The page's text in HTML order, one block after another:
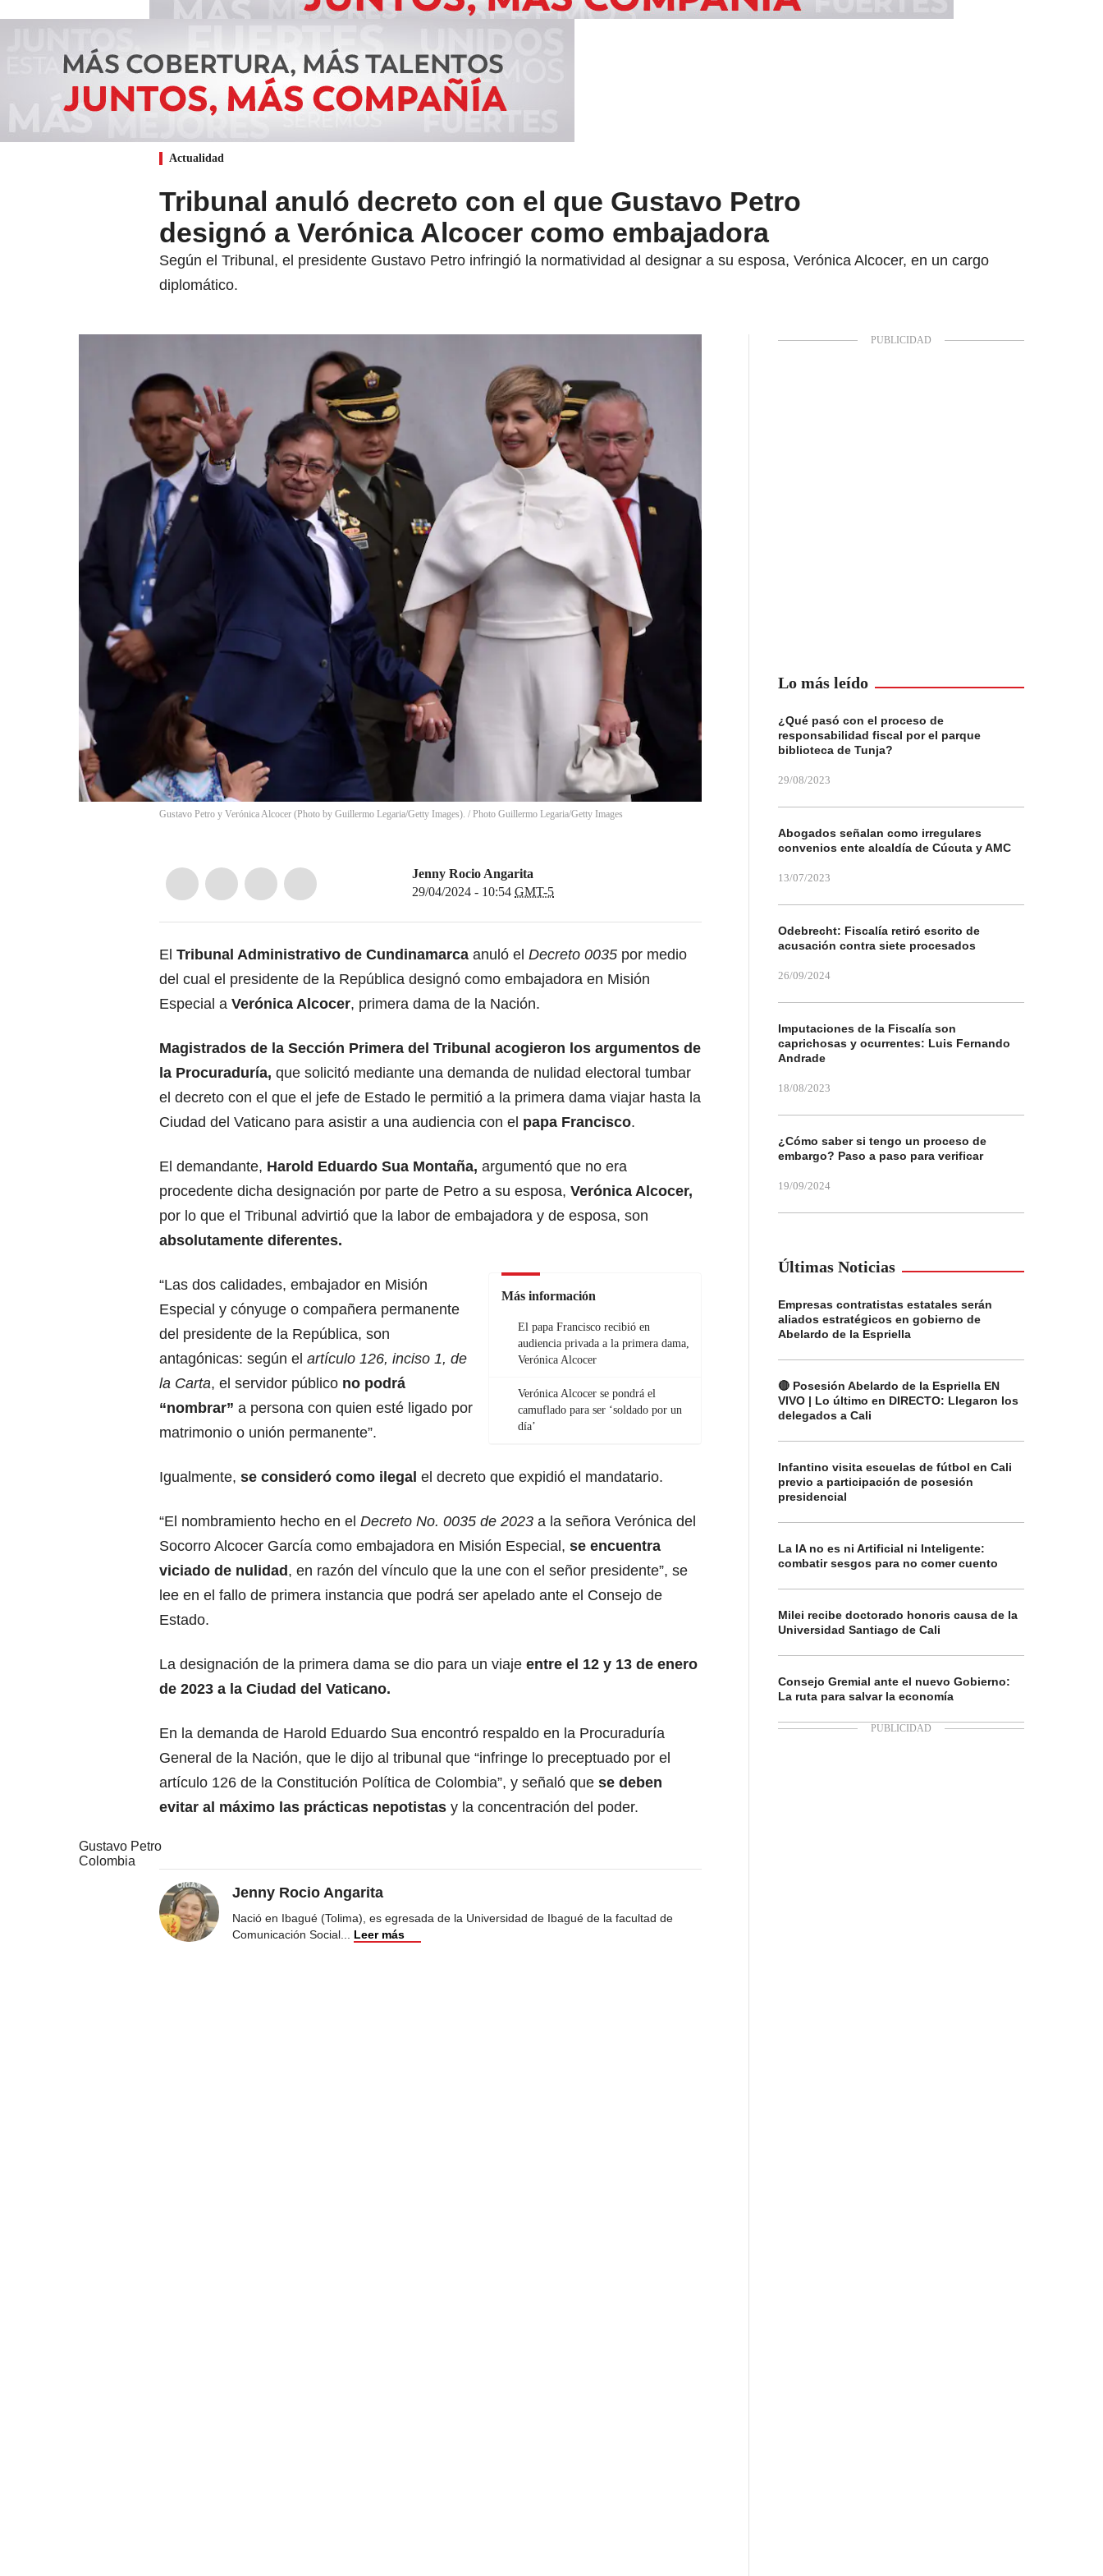
Actualidad
Tribunal anuló decreto con el que Gustavo Petro
designó a Verónica Alcocer como embajadora
Según el Tribunal, el presidente Gustavo Petro infringió la normatividad al designar a su esposa, Verónica Alcocer, en un cargo
diplomático.
Gustavo Petro y Verónica Alcocer (Photo by Guillermo Legaria/Getty Images). / Photo Guillermo Legaria/Getty Images
Jenny Rocio Angarita
29/04/2024 - 10:54 GMT-5
El Tribunal Administrativo de Cundinamarca anuló el Decreto 0035 por medio
del cual el presidente de la República designó como embajadora en Misión
Especial a Verónica Alcocer, primera dama de la Nación.
Magistrados de la Sección Primera del Tribunal acogieron los argumentos de
la Procuraduría, que solicitó mediante una demanda de nulidad electoral tumbar
el decreto con el que el jefe de Estado le permitió a la primera dama viajar hasta la
Ciudad del Vaticano para asistir a una audiencia con el papa Francisco.
El demandante, Harold Eduardo Sua Montaña, argumentó que no era
procedente dicha designación por parte de Petro a su esposa, Verónica Alcocer,
por lo que el Tribunal advirtió que la labor de embajadora y de esposa, son
absolutamente diferentes.
Más información
El papa Francisco recibió en
audiencia privada a la primera dama,
Verónica Alcocer
Verónica Alcocer se pondrá el
camuflado para ser ‘soldado por un
día’
“Las dos calidades, embajador en Misión
Especial y cónyuge o compañera permanente
del presidente de la República, son
antagónicas: según el artículo 126, inciso 1, de
la Carta, el servidor público no podrá
“nombrar” a persona con quien esté ligado por
matrimonio o unión permanente”.
Igualmente, se consideró como ilegal el decreto que expidió el mandatario.
“El nombramiento hecho en el Decreto No. 0035 de 2023 a la señora Verónica del
Socorro Alcocer García como embajadora en Misión Especial, se encuentra
viciado de nulidad , en razón del vínculo que la une con el señor presidente”, se
lee en el fallo de primera instancia que podrá ser apelado ante el Consejo de
Estado.
La designación de la primera dama se dio para un viaje entre el 12 y 13 de enero
de 2023 a la Ciudad del Vaticano.
En la demanda de Harold Eduardo Sua encontró respaldo en la Procuraduría
General de la Nación, que le dijo al tribunal que “infringe lo preceptuado por el
artículo 126 de la Constitución Política de Colombia”, y señaló que se deben
evitar al máximo las prácticas nepotistas y la concentración del poder.
Gustavo Petro
Colombia
Jenny Rocio Angarita
Nació en Ibagué (Tolima), es egresada de la Universidad de Ibagué de la facultad de
Comunicación Social... Leer más
Lo más leído
¿Qué pasó con el proceso de
responsabilidad fiscal por el parque
biblioteca de Tunja?
29/08/2023
Abogados señalan como irregulares
convenios ente alcaldía de Cúcuta y AMC
13/07/2023
Odebrecht: Fiscalía retiró escrito de
acusación contra siete procesados
26/09/2024
Imputaciones de la Fiscalía son
caprichosas y ocurrentes: Luis Fernando
Andrade
18/08/2023
¿Cómo saber si tengo un proceso de
embargo? Paso a paso para verificar
19/09/2024
Últimas Noticias
Empresas contratistas estatales serán
aliados estratégicos en gobierno de
Abelardo de la Espriella
🔴 Posesión Abelardo de la Espriella EN
VIVO | Lo último en DIRECTO: Llegaron los
delegados a Cali
Infantino visita escuelas de fútbol en Cali
previo a participación de posesión
presidencial
La IA no es ni Artificial ni Inteligente:
combatir sesgos para no comer cuento
Milei recibe doctorado honoris causa de la
Universidad Santiago de Cali
Consejo Gremial ante el nuevo Gobierno:
La ruta para salvar la economía